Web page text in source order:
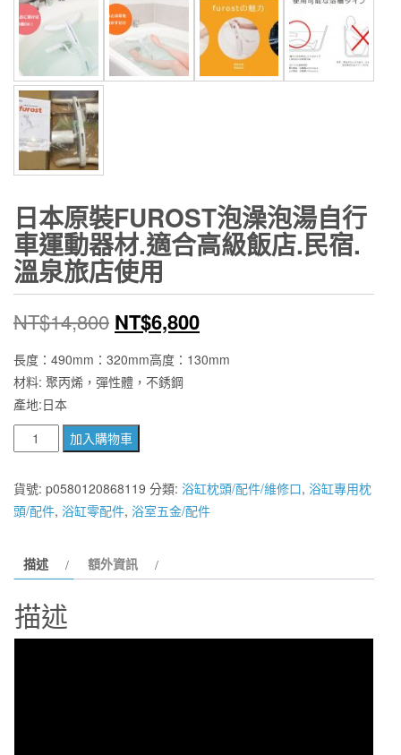
日本原裝FUROST泡澡泡湯自行
車運動器材.適合高級飯店.民宿.
溫泉旅店使用
NT$14,800 原
始
價
格：
NT$14,800。
NT$6,800目
前
長度：490mm：320mm高度：130mm
材料: 聚丙烯，彈性體，不銹鋼
產地:日本
本
原
裝
furost
澡
湯
自
加入購物車
貨號: p0580120868119 分類: 浴缸枕頭/配件/維修口, 浴缸專用枕
頭/配件, 浴缸零配件, 浴室五金/配件
描述 額外資訊
描述